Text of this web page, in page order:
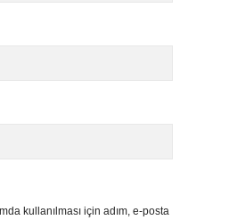
kullanılması için adım, e-posta